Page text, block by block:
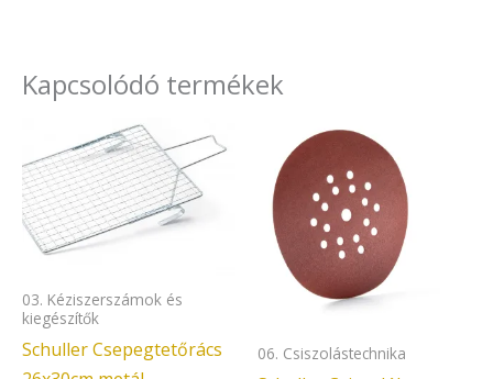
Kapcsolódó termékek
03. Kéziszerszámok és
kiegészítők
Schuller Csepegtetőrács
06. Csiszolástechnika